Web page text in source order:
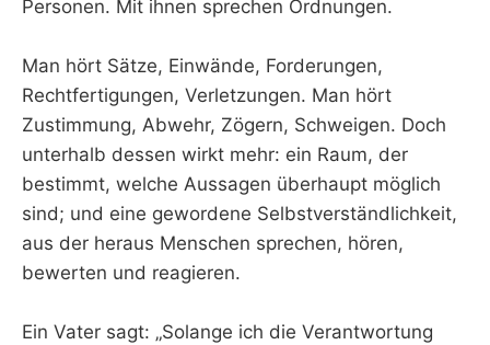
Personen. Mit ihnen sprechen Ordnungen.
Man hört Sätze, Einwände, Forderungen,
Rechtfertigungen, Verletzungen. Man hört
Zustimmung, Abwehr, Zögern, Schweigen. Doch
unterhalb dessen wirkt mehr: ein Raum, der
bestimmt, welche Aussagen überhaupt möglich
sind; und eine gewordene Selbstverständlichkeit,
aus der heraus Menschen sprechen, hören,
bewerten und reagieren.
Ein Vater sagt: „Solange ich die Verantwortung